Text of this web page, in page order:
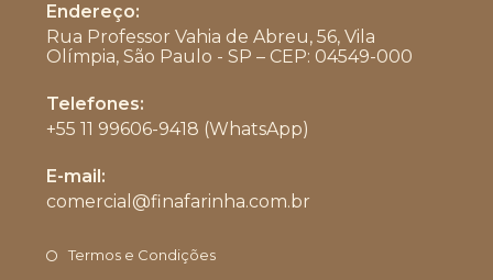
Endereço:
Rua Professor Vahia de Abreu, 56, Vila
Olímpia, São Paulo - SP – CEP: 04549-000
Telefones:
+55 11 99606-9418 (WhatsApp)
em
seu
E-mail:
comercial@finafarinha.com.brAbre
Termos e Condições